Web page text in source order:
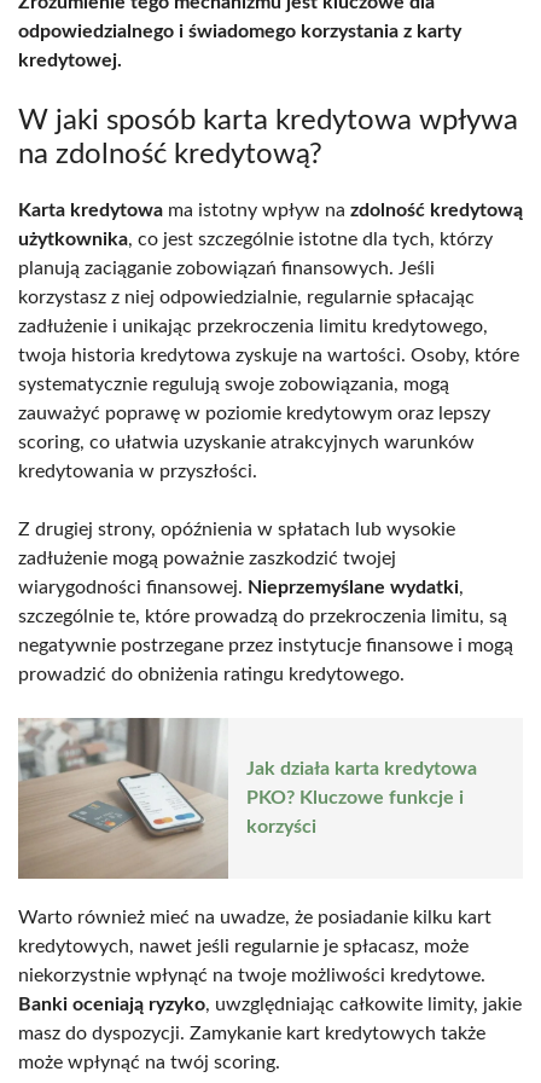
odpowiedzialnego i świadomego korzystania z karty
kredytowej.
W jaki sposób karta kredytowa wpływa
na zdolność kredytową?
Karta kredytowa ma istotny wpływ na zdolność kredytową
użytkownika, co jest szczególnie istotne dla tych, którzy
planują zaciąganie zobowiązań finansowych. Jeśli
korzystasz z niej odpowiedzialnie, regularnie spłacając
zadłużenie i unikając przekroczenia limitu kredytowego,
twoja historia kredytowa zyskuje na wartości. Osoby, które
systematycznie regulują swoje zobowiązania, mogą
zauważyć poprawę w poziomie kredytowym oraz lepszy
scoring, co ułatwia uzyskanie atrakcyjnych warunków
kredytowania w przyszłości.
Z drugiej strony, opóźnienia w spłatach lub wysokie
zadłużenie mogą poważnie zaszkodzić twojej
wiarygodności finansowej. Nieprzemyślane wydatki,
szczególnie te, które prowadzą do przekroczenia limitu, są
negatywnie postrzegane przez instytucje finansowe i mogą
prowadzić do obniżenia ratingu kredytowego.
Jak działa karta kredytowa
PKO? Kluczowe funkcje i
korzyści
Warto również mieć na uwadze, że posiadanie kilku kart
kredytowych, nawet jeśli regularnie je spłacasz, może
niekorzystnie wpłynąć na twoje możliwości kredytowe.
Banki oceniają ryzyko, uwzględniając całkowite limity, jakie
masz do dyspozycji. Zamykanie kart kredytowych także
może wpłynąć na twój scoring.